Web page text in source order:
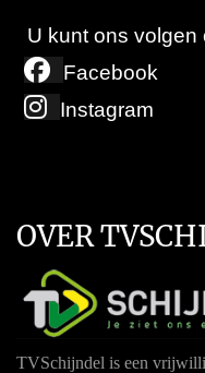
U kunt ons volgen
Facebook
Instagram
OVER
TVSchijndel is een